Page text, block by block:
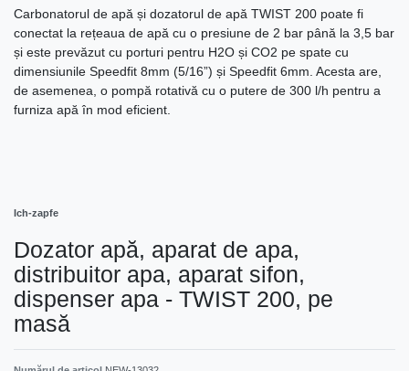
Carbonatorul de apă și dozatorul de apă TWIST 200 poate fi
conectat la rețeaua de apă cu o presiune de 2 bar până la 3,5 bar
și este prevăzut cu porturi pentru H2O și CO2 pe spate cu
dimensiunile Speedfit 8mm (5/16”) și Speedfit 6mm. Acesta are,
de asemenea, o pompă rotativă cu o putere de 300 l/h pentru a
furniza apă în mod eficient.
Ich-zapfe
Dozator apă, aparat de apa,
distribuitor apa, aparat sifon,
dispenser apa - TWIST 200, pe
masă